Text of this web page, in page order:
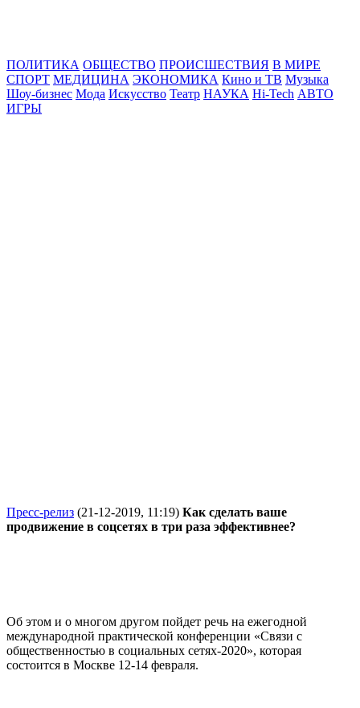
ПОЛИТИКА ОБЩЕСТВО ПРОИСШЕСТВИЯ В МИРЕ
СПОРТ МЕДИЦИНА ЭКОНОМИКА Кино и ТВ Музыка
Шоу-бизнес Мода Искусство Театр НАУКА Hi-Tech АВТО
ИГРЫ
Пресс-релиз (21-12-2019, 11:19) Как сделать ваше
продвижение в соцсетях в три раза эффективнее?
Об этом и о многом другом пойдет речь на ежегодной
международной практической конференции «Связи с
общественностью в социальных сетях-2020», которая
состоится в Москве 12-14 февраля.